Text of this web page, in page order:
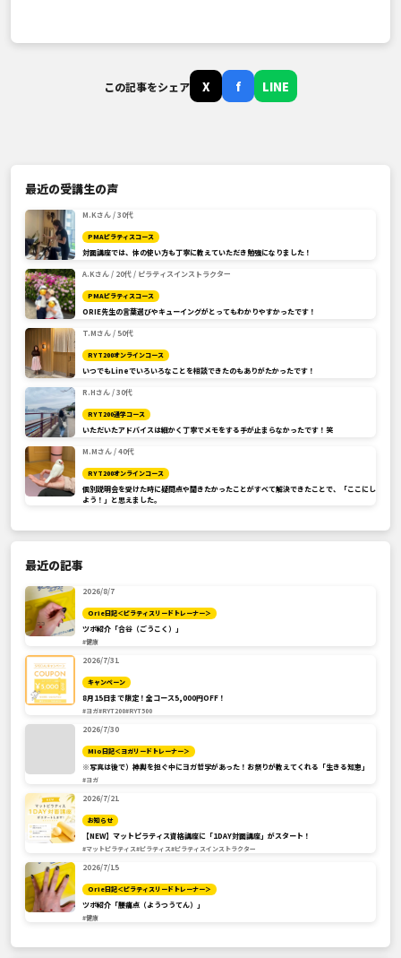
この記事をシェア X f LINE
最近の受講生の声
M.Kさん / 30代
PMAピラティスコース
対面講座では、体の使い方も丁寧に教えていただき勉強になりました！
A.Kさん / 20代 / ピラティスインストラクター
PMAピラティスコース
ORIE先生の言葉選びやキューイングがとってもわかりやすかったです！
T.Mさん / 50代
RYT200オンラインコース
いつでもLineでいろいろなことを相談できたのもありがたかったです！
R.Hさん / 30代
RYT200通学コース
いただいたアドバイスは細かく丁寧でメモをする手が止まらなかったです！笑
M.Mさん / 40代
RYT200オンラインコース
個別説明会を受けた時に疑問点や聞きたかったことがすべて解決できたことで、「ここにし
よう！」と思えました。
最近の記事
2026/8/7
Orie日記＜ピラティスリードトレーナー＞
ツボ紹介「合谷（ごうこく）」
#健康
2026/7/31
キャンペーン
8月15日まで限定！全コース5,000円OFF！
#ヨガ#RYT200#RYT500
2026/7/30
Mio日記＜ヨガリードトレーナー＞
※写真は後で）神輿を担ぐ中にヨガ哲学があった！お祭りが教えてくれる「生きる知恵」
#ヨガ
2026/7/21
お知らせ
【NEW】マットピラティス資格講座に「1DAY対面講座」がスタート！
#マットピラティス#ピラティス#ピラティスインストラクター
2026/7/15
Orie日記＜ピラティスリードトレーナー＞
ツボ紹介「腰痛点（ようつうてん）」
#健康